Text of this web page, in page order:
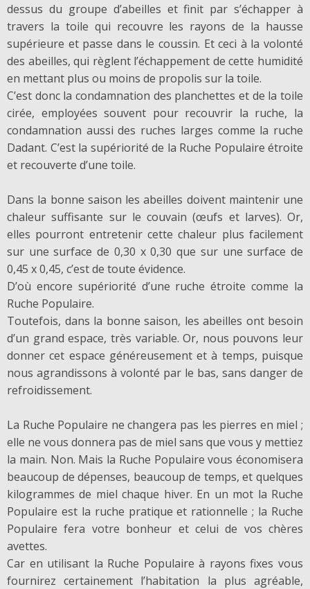
dessus du groupe d’abeilles et finit par s’échapper à
travers la toile qui recouvre les rayons de la hausse
supérieure et passe dans le coussin. Et ceci à la volonté
des abeilles, qui règlent l’échappement de cette humidité
en mettant plus ou moins de propolis sur la toile.
C’est donc la condamnation des planchettes et de la toile
cirée, employées souvent pour recouvrir la ruche, la
condamnation aussi des ruches larges comme la ruche
Dadant. C’est la supériorité de la Ruche Populaire étroite
et recouverte d’une toile.
Dans la bonne saison les abeilles doivent maintenir une
chaleur suffisante sur le couvain (œufs et larves). Or,
elles pourront entretenir cette chaleur plus facilement
sur une surface de 0,30 x 0,30 que sur une surface de
0,45 x 0,45, c’est de toute évidence.
D’où encore supériorité d’une ruche étroite comme la
Ruche Populaire.
Toutefois, dans la bonne saison, les abeilles ont besoin
d’un grand espace, très variable. Or, nous pouvons leur
donner cet espace généreusement et à temps, puisque
nous agrandissons à volonté par le bas, sans danger de
refroidissement.
La Ruche Populaire ne changera pas les pierres en miel ;
elle ne vous donnera pas de miel sans que vous y mettiez
la main. Non. Mais la Ruche Populaire vous économisera
beaucoup de dépenses, beaucoup de temps, et quelques
kilogrammes de miel chaque hiver. En un mot la Ruche
Populaire est la ruche pratique et rationnelle ; la Ruche
Populaire fera votre bonheur et celui de vos chères
avettes.
Car en utilisant la Ruche Populaire à rayons fixes vous
fournirez certainement l’habitation la plus agréable,